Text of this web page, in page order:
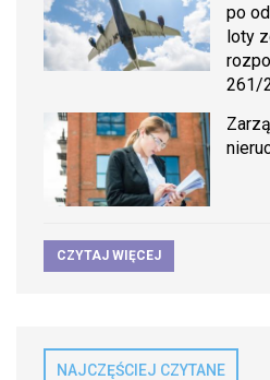
po
loty
261/
CZYTAJ WIĘCEJ
NAJCZĘŚCIEJ CZYTANE